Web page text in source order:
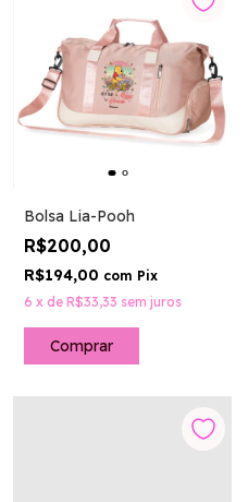
Bolsa Lia-Pooh
R$200,00
R$194,00 com Pix
6 x de R$33,33 sem juros